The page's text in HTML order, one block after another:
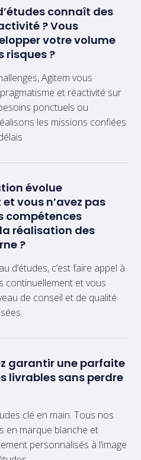
connaît des
? Vous
votre volume
risques ?
Agitem vous
et réactivité sur
ponctuels ou
les missions confiées
évolue
vous n’avez pas
compétences
réalisation des
?
d’études, c’est faire appel à
continuellement et vous
de conseil et de qualité
garantir une parfaite
livrables sans perdre
clé en main. Tous nos
en marque blanche et
personnalisés à l’image